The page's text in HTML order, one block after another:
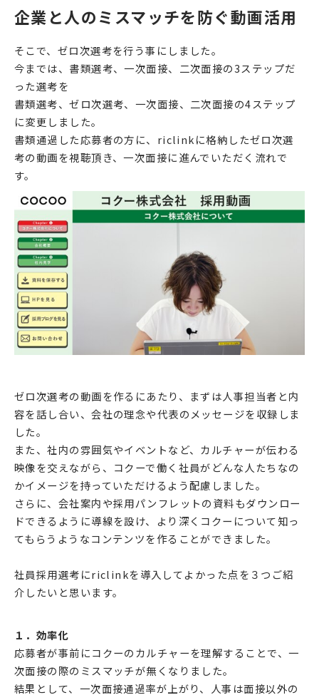
企業と人のミスマッチを防ぐ動画活用
そこで、ゼロ次選考を行う事にしました。
今までは、書類選考、一次面接、二次面接の3ステップだ
った選考を
書類選考、ゼロ次選考、一次面接、二次面接の4ステップ
に変更しました。
書類通過した応募者の方に、riclinkに格納したゼロ次選
考の動画を視聴頂き、一次面接に進んでいただく流れで
す。
ゼロ次選考の動画を作るにあたり、まずは人事担当者と内
容を話し合い、会社の理念や代表のメッセージを収録しま
した。
また、社内の雰囲気やイベントなど、カルチャーが伝わる
映像を交えながら、コクーで働く社員がどんな人たちなの
かイメージを持っていただけるよう配慮しました。
さらに、会社案内や採用パンフレットの資料もダウンロー
ドできるように導線を設け、より深くコクーについて知っ
てもらうようなコンテンツを作ることができました。
社員採用選考にriclinkを導入してよかった点を３つご紹
介したいと思います。
１．効率化
応募者が事前にコクーのカルチャーを理解することで、一
次面接の際のミスマッチが無くなりました。
結果として、一次面接通過率が上がり、人事は面接以外の